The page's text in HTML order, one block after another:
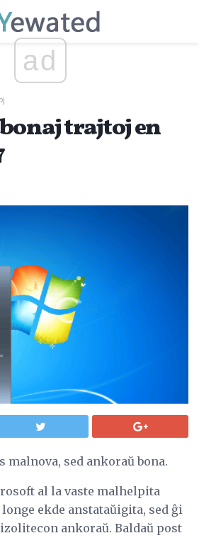
ad
bonaj trajtoj en
malnova, sed ankoraŭ bona.
al la vaste malhelpita
ekde anstataŭigita, sed ĝi
ankoraŭ. Baldaŭ post